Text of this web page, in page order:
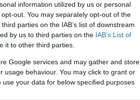
information utilized by us or personal
out. You may separately opt-out of the
parties on the IAB’s list of downstream
by us to third parties on the IAB’s List of
it to other third parties.
Google services and may gather and store
usage behaviour. You may click to grant or
your data for below specified purposes